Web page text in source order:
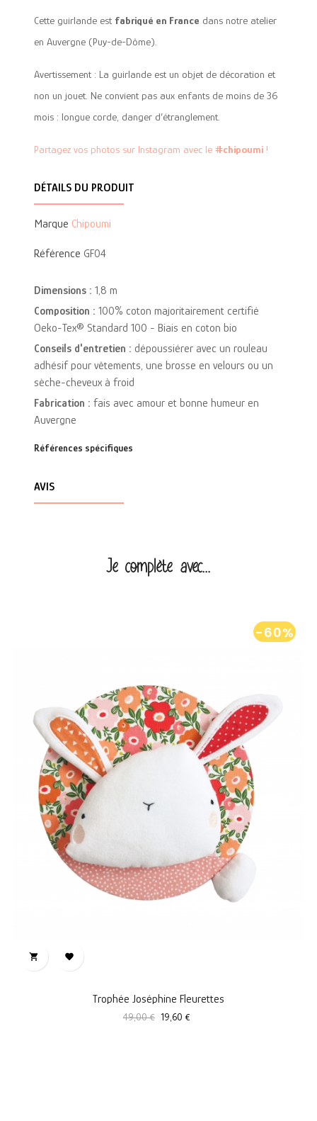
Cette guirlande est fabriqué en France dans notre atelier
en Auvergne (Puy-de-Dôme).
Avertissement : La guirlande est un objet de décoration et
non un jouet. Ne convient pas aux enfants de moins de 36
mois : longue corde, danger d’étranglement.
Partagez vos photos sur Instagram avec le #chipoumi !
DÉTAILS DU PRODUIT
Marque Chipoumi
Référence GF04
Dimensions : 1,8 m
Composition : 100% coton majoritairement certifié
Oeko-Tex® Standard 100 - Biais en coton bio
Conseils d'entretien : dépoussiérer avec un rouleau
adhésif pour vêtements, une brosse en velours ou un
sèche-cheveux à froid
Fabrication : fais avec amour et bonne humeur en
Auvergne
Références spécifiques
AVIS
Je complète avec...
 
Trophée Joséphine Fleurettes
Prix
49,00 €
-60%
Prix
19,60 €